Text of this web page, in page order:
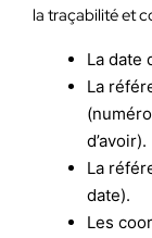
la traçabilité et
La date
La
d’avoir).
La
date).
Les